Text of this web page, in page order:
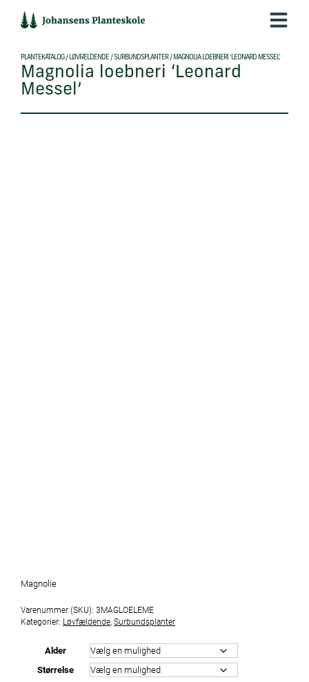
indholdet
PLANTEKATALOG/ LØVFÆLDENDE / SURBUNDSPLANTER/ MAGNOLIA LOEBNERI ‘LEONARD MESSEL’
Magnolia loebneri ‘Leonard
Messel’
Magnolie
Varenummer (SKU): 3MAGLOELEME
Kategorier: Løvfældende Surbundsplanter
Alder
Størrelse